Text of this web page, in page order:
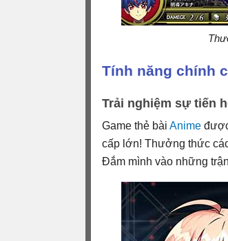
Tính năng chính
Trải nghiệm sự tiến
Game thẻ bài Anime
cấp lớn! Thưởng thức
Đắm mình vào những